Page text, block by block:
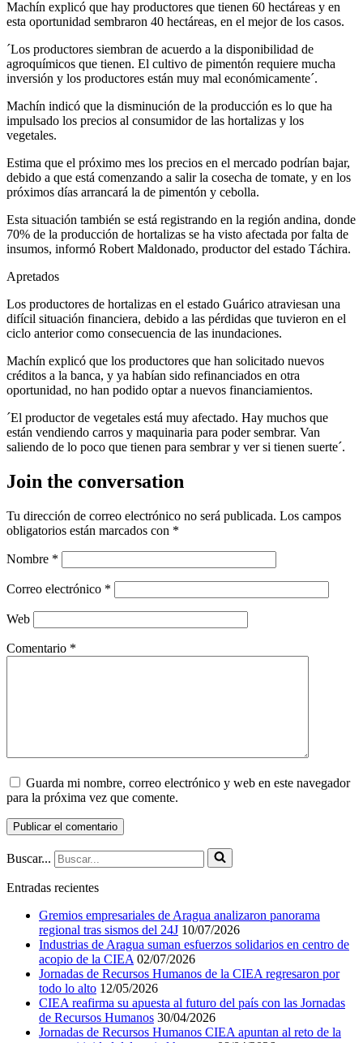
Machín explicó que hay productores que tienen 60 hectáreas y en
esta oportunidad sembraron 40 hectáreas, en el mejor de los casos.
´Los productores siembran de acuerdo a la disponibilidad de
agroquímicos que tienen. El cultivo de pimentón requiere mucha
inversión y los productores están muy mal económicamente´.
Machín indicó que la disminución de la producción es lo que ha
impulsado los precios al consumidor de las hortalizas y los
vegetales.
Estima que el próximo mes los precios en el mercado podrían bajar,
debido a que está comenzando a salir la cosecha de tomate, y en los
próximos días arrancará la de pimentón y cebolla.
Esta situación también se está registrando en la región andina, donde
70% de la producción de hortalizas se ha visto afectada por falta de
insumos, informó Robert Maldonado, productor del estado Táchira.
Apretados
Los productores de hortalizas en el estado Guárico atraviesan una
difícil situación financiera, debido a las pérdidas que tuvieron en el
ciclo anterior como consecuencia de las inundaciones.
Machín explicó que los productores que han solicitado nuevos
créditos a la banca, y ya habían sido refinanciados en otra
oportunidad, no han podido optar a nuevos financiamientos.
´El productor de vegetales está muy afectado. Hay muchos que
están vendiendo carros y maquinaria para poder sembrar. Van
saliendo de lo poco que tienen para sembrar y ver si tienen suerte´.
Join the conversation
Tu dirección de correo electrónico no será publicada. Los campos
obligatorios están marcados con *
Nombre *
Correo electrónico *
Web
Comentario *
Guarda mi nombre, correo electrónico y web en este navegador
para la próxima vez que comente.
Buscar...
Entradas recientes
Gremios empresariales de Aragua analizaron panorama
regional tras sismos del 24J 10/07/2026
Industrias de Aragua suman esfuerzos solidarios en centro de
acopio de la CIEA 02/07/2026
Jornadas de Recursos Humanos de la CIEA regresaron por
todo lo alto 12/05/2026
CIEA reafirma su apuesta al futuro del país con las Jornadas
de Recursos Humanos 30/04/2026
Jornadas de Recursos Humanos CIEA apuntan al reto de la